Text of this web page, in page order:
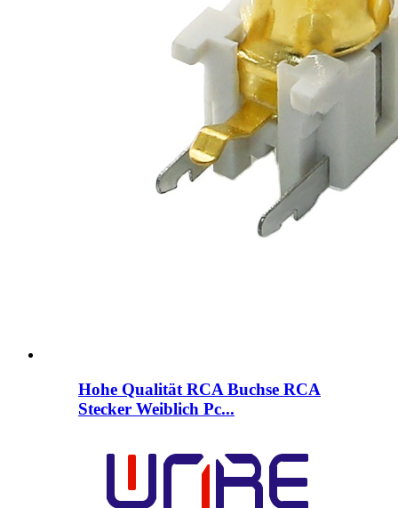
Hohe Qualität RCA Buchse RCA
Stecker Weiblich Pc...